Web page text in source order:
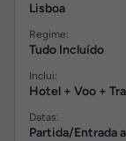
Lisboa
Regime:
Tudo Incluído
Inclui:
Hotel + Voo +
Datas:
Partida/Entrada a